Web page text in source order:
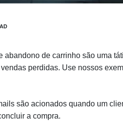
abandono de carrinho são uma
perdidas. Use nossos
são acionados quando um
a compra.